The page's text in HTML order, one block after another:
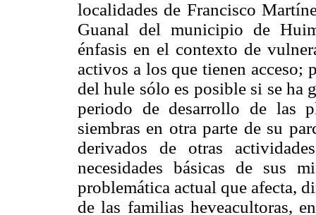
localidades de Francisco
Guanal del municipio de
énfasis en el contexto de
activos a los que tienen
del hule sólo es posible si se ha
periodo de desarrollo de las
siembras en otra parte de su
derivados de otras
necesidades básicas de sus
problemática actual que afecta,
de las familias heveacultoras,